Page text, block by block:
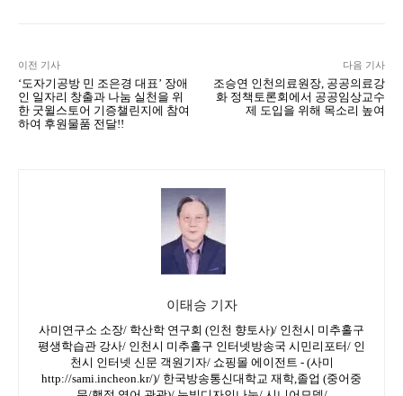
이전 기사
‘도자기공방 민 조은경 대표’ 장애
인 일자리 창출과 나눔 실천을 위
한 굿윌스토어 기증챌린지에 참여
하여 후원물품 전달!!
다음 기사
조승연 인천의료원장, 공공의료강
화 정책토론회에서 공공임상교수
제 도입을 위해 목소리 높여
이태승 기자
사미연구소 소장/ 학산학 연구회 (인천 향토사)/ 인천시 미추홀구
평생학습관 강사/ 인천시 미추홀구 인터넷방송국 시민리포터/ 인
천시 인터넷 신문 객원기자/ 쇼핑몰 에이전트 - (사미
http://sami.incheon.kr/)/ 한국방송통신대학교 재학,졸업 (중어중